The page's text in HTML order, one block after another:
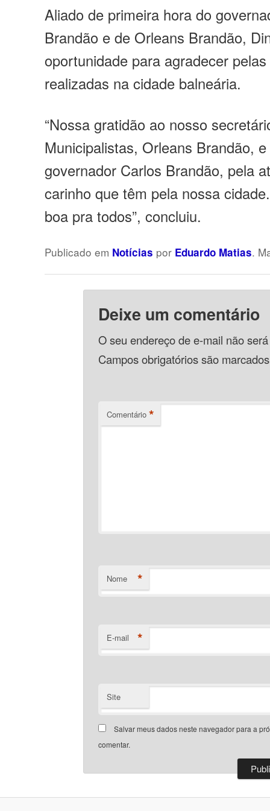
Aliado de primeira hora do
Brandão e de Orleans Brandão,
oportunidade para agradecer
realizadas na cidade balneária.
“Nossa gratidão ao nosso
Municipalistas, Orleans Brandão,
governador Carlos Brandão, pela
carinho que têm pela nossa
boa pra todos”, concluiu.
Publicado em Notícias por Eduardo Matias.
Deixe um comentário
O seu endereço de e-mail não
Campos obrigatórios são
Comentário *
Nome *
E-mail *
Site
Salvar meus dados neste navegador para a
comentar.